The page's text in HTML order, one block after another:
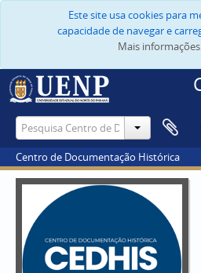
Este site usa cookies para
capacidade de navegar e
Mais
Centro de Documentação Histórica